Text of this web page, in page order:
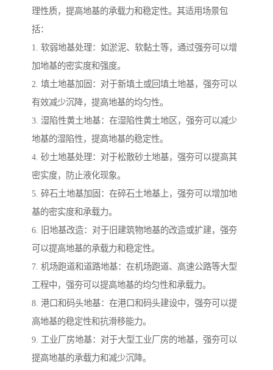
理性质，提高地基的承载力和稳定性。其适用场景包
括：
1. 软弱地基处理：如淤泥、软黏土等，通过强夯可以增
加地基的密实度和强度。
2. 填土地基加固：对于新填土或回填土地基，强夯可以
有效减少沉降，提高地基的均匀性。
3. 湿陷性黄土地基：在湿陷性黄土地区，强夯可以减少
地基的湿陷性，提高地基的稳定性。
4. 砂土地基处理：对于松散砂土地基，强夯可以提高其
密实度，防止液化现象。
5. 碎石土地基加固：在碎石土地基上，强夯可以增加地
基的密实度和承载力。
6. 旧地基改造：对于旧建筑物地基的改造或扩建，强夯
可以提高地基的承载力和稳定性。
7. 机场跑道和道路地基：在机场跑道、高速公路等大型
工程中，强夯可以提高地基的均匀性和承载力。
8. 港口和码头地基：在港口和码头建设中，强夯可以提
高地基的稳定性和抗滑移能力。
9. 工业厂房地基：对于大型工业厂房的地基，强夯可以
提高地基的承载力和减少沉降。